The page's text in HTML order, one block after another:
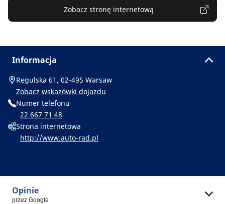
Zobacz stronę internetową
Informacja
Regulska 61, 02-495 Warsaw
Zobacz wskazówki dojazdu
Numer telefonu
22 667 71 48
Strona internetowa
http://www.auto-rad.pl
Opinie
przez Google